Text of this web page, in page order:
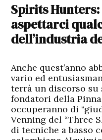
Spirits Hunters:
aspettarci
dell’industria
Anche quest’anno
vario ed
terrà un discorso
fondatori della
occuperanno di
Venning del “Three
di tecniche a basso